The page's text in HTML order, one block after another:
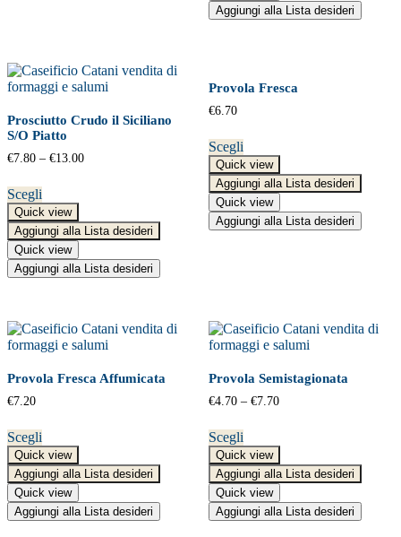
Aggiungi alla Lista desideri
Prosciutto Crudo il Siciliano
S/O Piatto
€7.80 – €13.00
Scegli
Quick view
Aggiungi alla Lista desideri
Quick view
Aggiungi alla Lista desideri
Provola Fresca
€6.70
Scegli
Quick view
Aggiungi alla Lista desideri
Quick view
Aggiungi alla Lista desideri
Provola Fresca Affumicata
€7.20
Scegli
Quick view
Aggiungi alla Lista desideri
Quick view
Aggiungi alla Lista desideri
Provola Semistagionata
€4.70– €7.70
Scegli
Quick view
Aggiungi alla Lista desideri
Quick view
Aggiungi alla Lista desideri